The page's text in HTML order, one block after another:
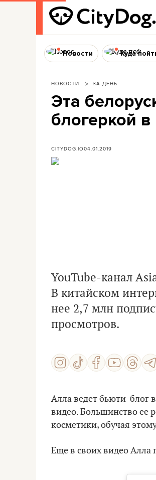
Новости Куда
НОВОСТИ ЗА ДЕНЬ
Эта
блогеркой в
CITYDOG.IO04.01.2019
YouTube-канал
В китайском
нее 2,7 млн
просмотров.
Алла ведет бьюти-блог
видео. Большинство ее
косметики, обучая
Еще в своих видео Алла